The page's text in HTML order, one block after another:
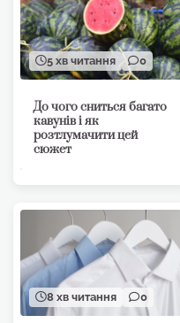
5 хв читання 0
До чого сниться багато
кавунів і як
розтлумачити цей
сюжет
8 хв читання 0